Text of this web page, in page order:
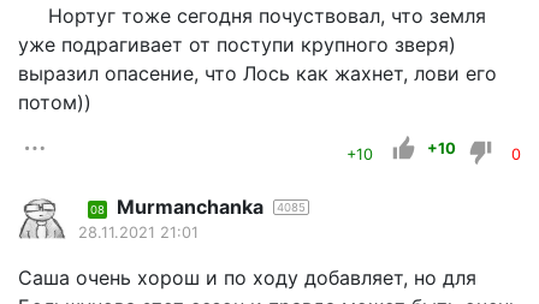
Нортуг тоже сегодня почуствовал, что земля
уже подрагивает от поступи крупного зверя)
выразил опасение, что Лось как жахнет, лови его
потом))
+10 +10 0
08 Murmanchanka 4085
28.11.2021 21:01
Саша очень хорош и по ходу добавляет, но для